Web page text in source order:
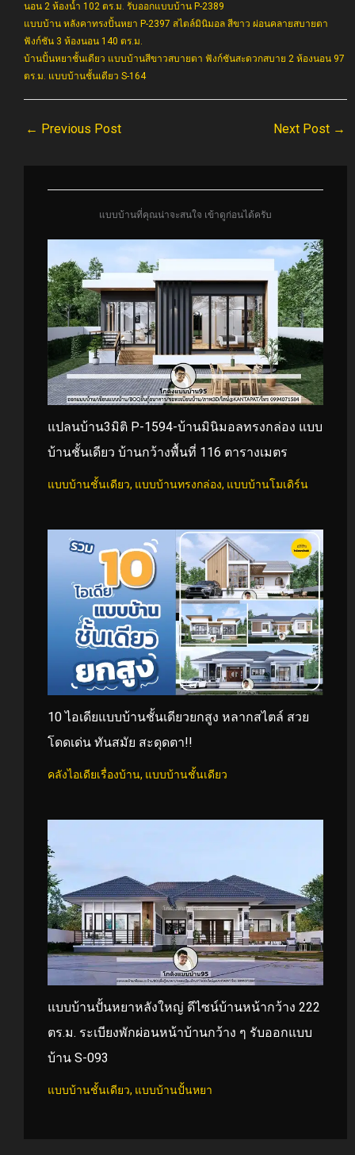
นอน 2 ห้องน้ำ 102 ตร.ม. รับออกแบบบ้าน P-2389
แบบบ้าน หลังคาทรงปั้นหยา P-2397 สไตล์มินิมอล สีขาว ผ่อนคลายสบายตา
ฟังก์ชัน 3 ห้องนอน 140 ตร.ม.
บ้านปั้นหยาชั้นเดียว แบบบ้านสีขาวสบายตา ฟังก์ชันสะดวกสบาย 2 ห้องนอน 97
ตร.ม. แบบบ้านชั้นเดียว S-164
← Previous Post Next Post →
แบบบ้านที่คุณน่าจะสนใจ เข้าดูก่อนได้ครับ
แปลนบ้าน3มิติ P-1594-บ้านมินิมอลทรงกล่อง แบบ
บ้านชั้นเดียว บ้านกว้างพื้นที่ 116 ตารางเมตร
แบบบ้านชั้นเดียว, แบบบ้านทรงกล่อง, แบบบ้านโมเดิร์น
10 ไอเดียแบบบ้านชั้นเดียวยกสูง หลากสไตล์ สวย
โดดเด่น ทันสมัย สะดุดตา!!
คลังไอเดียเรื่องบ้าน, แบบบ้านชั้นเดียว
แบบบ้านปั้นหยาหลังใหญ่ ดีไซน์บ้านหน้ากว้าง 222
ตร.ม. ระเบียงพักผ่อนหน้าบ้านกว้าง ๆ รับออกแบบ
บ้าน S-093
แบบบ้านชั้นเดียว, แบบบ้านปั้นหยา